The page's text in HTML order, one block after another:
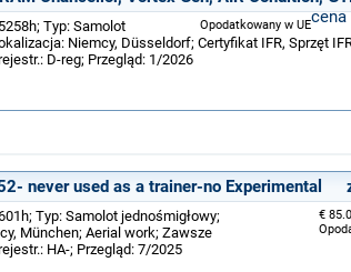
cena
Opodatkowany w UE
Typ: Samolot
Niemcy, Düsseldorf; Certyfikat IFR, Sprzęt
D-reg; Przegląd: 1/2026
never used as a trainer-no Experimental
€
Typ: Samolot jednośmigłowy;
München; Aerial work; Zawsze
HA-; Przegląd: 7/2025